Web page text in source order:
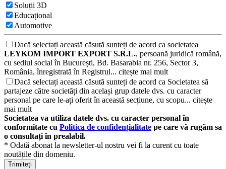
Soluții 3D
Educațional
Automotive
Dacă selectați această căsută sunteți de acord ca societatea
LEYKOM IMPORT EXPORT S.R.L., persoană juridică română,
cu sediul social în București, Bd. Basarabia nr. 256, Sector 3,
România, înregistrată în Registrul... citește mai mult
Dacă selectați această căsută sunteți de acord ca Societatea să
partajeze către societăți din același grup datele dvs. cu caracter
personal pe care le-ați oferit în această secțiune, cu scopu... citește
mai mult
Societatea va utiliza datele dvs. cu caracter personal în
conformitate cu Politica de confidențialitate pe care vă rugăm sa
o consultați în prealabil.
* Odată abonat la newsletter-ul nostru vei fi la curent cu toate
noutățile din domeniu.
Trimiteți